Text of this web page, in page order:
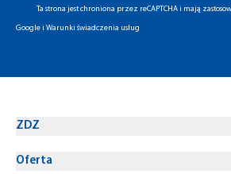
Ta strona jest chroniona przez reCAPTCHA i mają
Googlei Warunki świadczenia usług
ZDZ
Oferta